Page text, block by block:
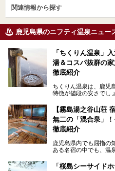
関連情報から探す
鹿児島県のニフティ温泉ニュー
「ちくりん温泉」
湯＆コスパ抜群の
徹底紹介
ちくりん温泉は、鹿児
特徴が値段の安さでし
4,000円～、と驚くべ
さらに、源泉100％か
点にも注目すべき。30
験上、穴場中の穴場と
今回は「ちくりん温泉
ついて、徹底レビュー
【霧島湯之谷山荘
無二の「混合泉」
徹底紹介
鹿児島県内でも屈指の
ある名宿の中でも、温
山荘）」です。
「桜島シーサイド